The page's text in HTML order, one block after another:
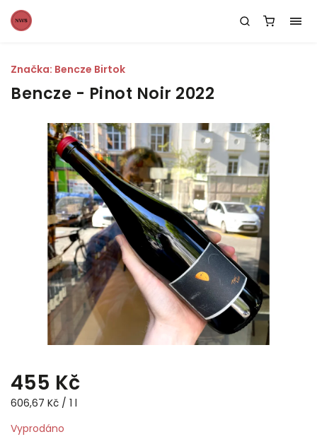
Bencze - Pinot Noir 2022
455 Kč
606,67 Kč / 1 l
Vyprodáno
Značka: Bencze Birtok